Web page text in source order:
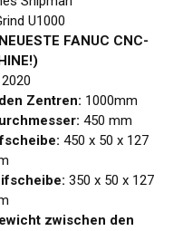
U1000
FANUC CNC-
2020
Zentren: 1000mm
450 mm
450 x 50 x 127
350 x 50 x 127
zwischen den